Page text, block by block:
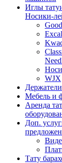
Иглы
Носики-
WJX
Держатели
Мебель и
Аренда
Доп.
Тату